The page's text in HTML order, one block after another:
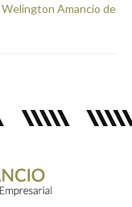
Welington Amancio de